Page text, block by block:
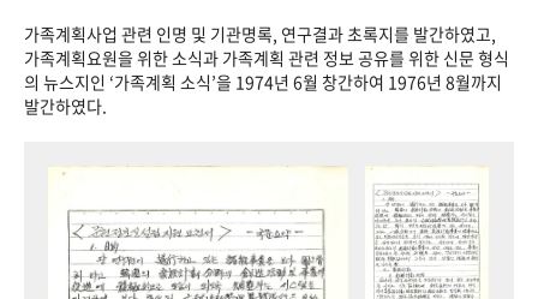
가족계획사업 관련 인명 및 기관명록, 연구결과 초록지를 발간하였고,
가족계획요원을 위한 소식과 가족계획 관련 정보 공유를 위한 신문 형식
의 뉴스지인 ‘가족계획 소식’을 1974년 6월 창간하여 1976년 8월까지
발간하였다.